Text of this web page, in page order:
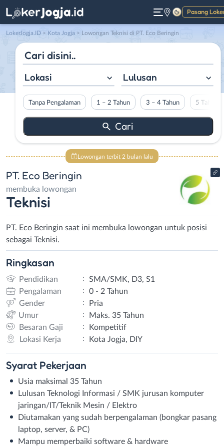
Pasang
Gelap
LokerJogja.ID > Kota Jogja > Lowongan Teknisi di PT. Eco Beringin
Lokasi Lulusan
Tanpa Pengalaman 1 – 2 Tahun 3 – 4 Tahun 5 Tahun
Lowongan terbit 2 bulan lalu
PT. Eco Beringin
membuka lowongan
Teknisi
PT. Eco Beringin saat ini membuka lowongan untuk posisi
sebagai Teknisi.
Ringkasan
Pendidikan :
SMA/SMK, D3, S1
Pengalaman
:
0 - 2 Tahun
Gender
:
Pria
Umur
:
Maks. 35 Tahun
Besaran Gaji
:
Kompetitif
Lokasi Kerja
: Kota Jogja, DIY
Syarat Pekerjaan
Usia maksimal 35 Tahun
Lulusan Teknologi Informasi / SMK jurusan komputer
jaringan/IT/Teknik Mesin / Elektro
Diutamakan yang sudah berpengalaman (bongkar pasang
laptop, server, & PC)
Mampu memperbaiki software & hardware